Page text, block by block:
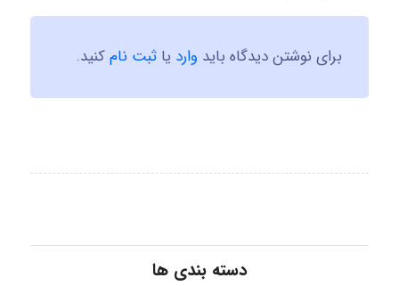
برای نوشتن دیدگاه باید وارد یا ثبت نامکنید.
دسته بندی ها